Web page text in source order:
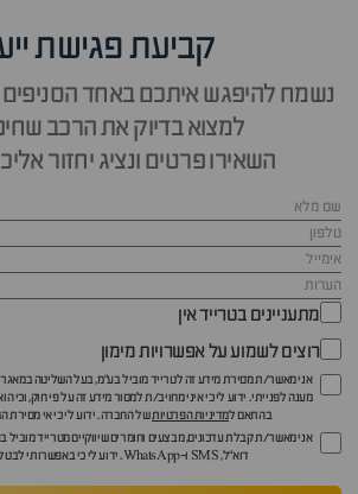
קביעת פגישת
נשמח להיפגש איתכם באחד הסניפים
למצוא בדיוק את הרכב
השאירו פרטים ונציג יחזור
מתעניינים בטרייד אין
רוצים לשמוע על אפשרויות מימון
אני מאשר/ת מסירת מידע זה לטרייד מוביל בע"מ, בעל השליטה
מענה לפנייתי. ידוע לי כי איני מחויב/ת למסור מידע זה על פי חוק, וכי
בהתאם למדיניות הפרטיותשל החברה. ידוע לי כי אי
אני מאשר/ת קבלת עדכונים, מבצעים וחומרים שיווקיים מטרייד
דוא״ל, SMS ו-WhatsApp. ידוע לי כי באפשרותי לבטל הסכמה זו בכל עת.